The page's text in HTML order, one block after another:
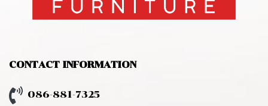
CONTACT INFORMATION
086-881-7325